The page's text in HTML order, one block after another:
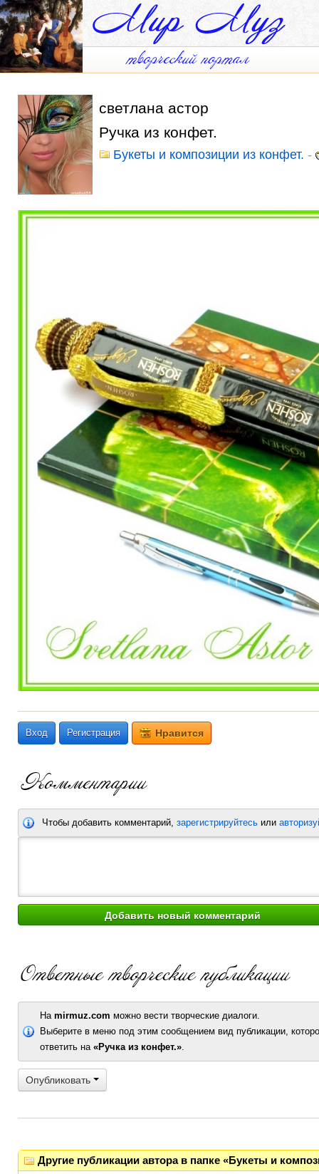
светлана астор
Ручка из конфет.
Букеты и композиции из конфет. -
Вход Регистрация Нравится
Чтобы добавить комментарий, зарегистрируйтесь или
На mirmuz.com можно вести творческие диалоги.
Выберите в меню под этим сообщением вид публикации,
ответить на «Ручка из конфет.».
Опубликовать
Другие публикации автора в папке «Букеты и